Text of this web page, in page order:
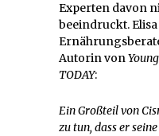
Experten davon
beeindruckt.
Autorin von
TODAY:
Ein Großteil von
zu tun, dass er